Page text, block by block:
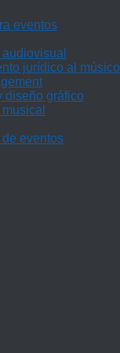
eventos
jurídico al músico
diseño gráfico
eventos